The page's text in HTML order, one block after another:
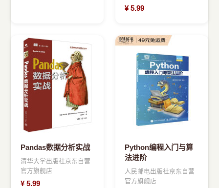
¥ 5.99
Pandas数据分析实战
清华大学出版社京东自营
官方旗舰店
¥ 5.99
Python编程入门与算
法进阶
人民邮电出版社京东自营
官方旗舰店